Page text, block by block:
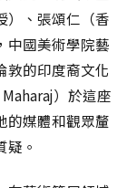
）、張頌仁（香
中國美術學院藝
敦的印度裔文化
）於這座
的媒體和觀眾釐
。